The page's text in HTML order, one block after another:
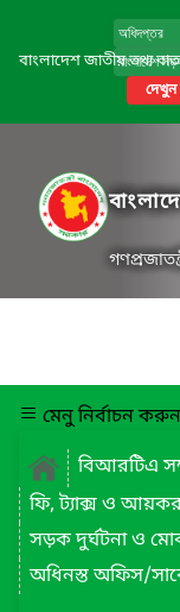
বাংলাদেশ জাতীয় তথ্য
দেখুন
মেনু নির্বাচন করুন
বিআরটিএ
ফি, ট্যাক্স ও
সড়ক দুর্ঘটনা ও
অধিনস্ত অফিস/